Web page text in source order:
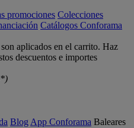
promociones Colecciones
Catálogos Conforama
aplicados en el carrito. Haz
descuentos e importes
Blog App Conforama Baleares